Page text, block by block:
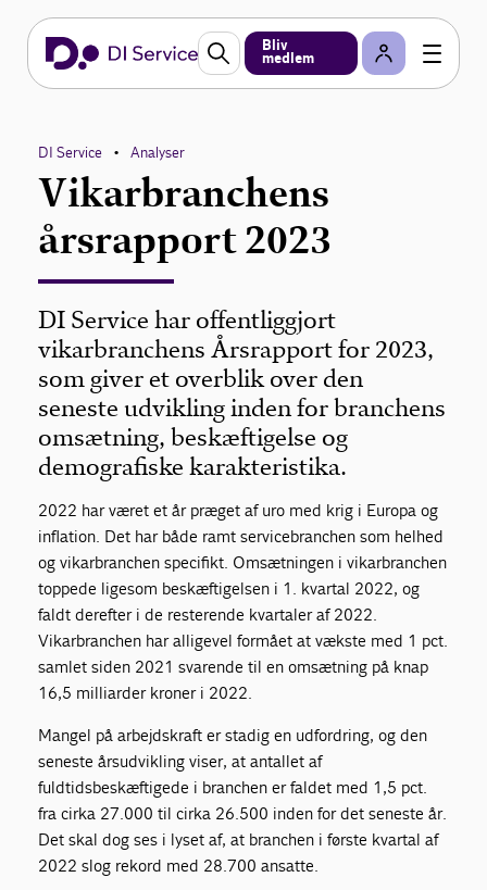
Bliv
medlem
DI Service • Analyser
Vikarbranchens
årsrapport 2023
DI Service har offentliggjort
vikarbranchens Årsrapport for 2023,
som giver et overblik over den
seneste udvikling inden for branchens
omsætning, beskæftigelse og
demografiske karakteristika.
2022 har været et år præget af uro med krig i Europa og
inflation. Det har både ramt servicebranchen som helhed
og vikarbranchen specifikt. Omsætningen i vikarbranchen
toppede ligesom beskæftigelsen i 1. kvartal 2022, og
faldt derefter i de resterende kvartaler af 2022.
Vikarbranchen har alligevel formået at vækste med 1 pct.
samlet siden 2021 svarende til en omsætning på knap
16,5 milliarder kroner i 2022.
Mangel på arbejdskraft er stadig en udfordring, og den
seneste årsudvikling viser, at antallet af
fuldtidsbeskæftigede i branchen er faldet med 1,5 pct.
fra cirka 27.000 til cirka 26.500 inden for det seneste år.
Det skal dog ses i lyset af, at branchen i første kvartal af
2022 slog rekord med 28.700 ansatte.